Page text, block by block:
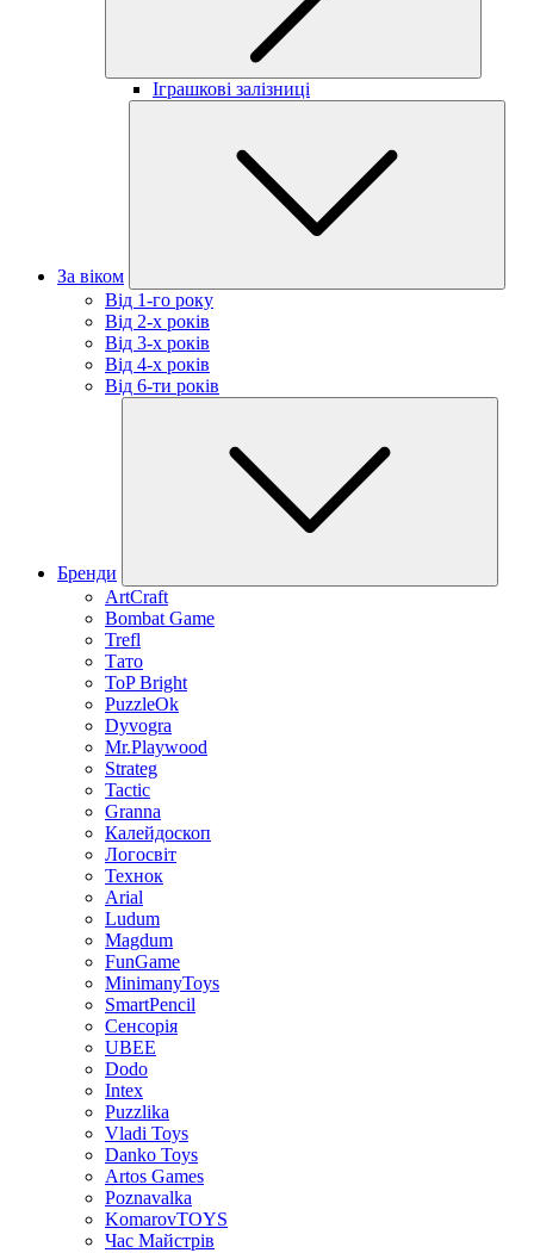
Іграшкові залізниці
За віком
Від 1-го року
Від 2-х років
Від 3-х років
Від 4-х років
Від 6-ти років
Бренди
ArtCraft
Bombat Game
Trefl
Тато
ToP Bright
PuzzleOk
Dyvogra
Mr.Playwood
Strateg
Tactic
Granna
Калейдоскоп
Логосвіт
Технок
Arial
Ludum
Magdum
FunGame
MinimanyToys
SmartPencil
Сенсорія
UBEE
Dodo
Intex
Puzzlika
Vladi Toys
Danko Toys
Artos Games
Poznavalka
KomarovTOYS
Час Майстрів